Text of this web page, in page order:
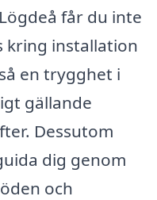
får du inte
kring installation
en trygghet i
gällande
Dessutom
dig genom
och